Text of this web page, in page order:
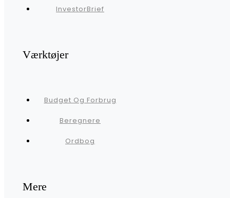
InvestorBrief
Værktøjer
Budget Og Forbrug
Beregnere
Ordbog
Mere